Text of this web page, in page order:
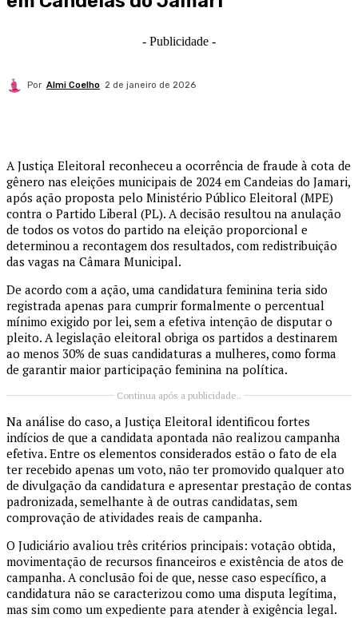
- Publicidade -
Por Almi Coelho 2 de janeiro de 2026
A Justiça Eleitoral reconheceu a ocorrência de fraude à cota de
gênero nas eleições municipais de 2024 em Candeias do Jamari,
após ação proposta pelo Ministério Público Eleitoral (MPE)
contra o Partido Liberal (PL). A decisão resultou na anulação
de todos os votos do partido na eleição proporcional e
determinou a recontagem dos resultados, com redistribuição
das vagas na Câmara Municipal.
De acordo com a ação, uma candidatura feminina teria sido
registrada apenas para cumprir formalmente o percentual
mínimo exigido por lei, sem a efetiva intenção de disputar o
pleito. A legislação eleitoral obriga os partidos a destinarem
ao menos 30% de suas candidaturas a mulheres, como forma
de garantir maior participação feminina na política.
Continua após a publicidade..
Na análise do caso, a Justiça Eleitoral identificou fortes
indícios de que a candidata apontada não realizou campanha
efetiva. Entre os elementos considerados estão o fato de ela
ter recebido apenas um voto, não ter promovido qualquer ato
de divulgação da candidatura e apresentar prestação de contas
padronizada, semelhante à de outras candidatas, sem
comprovação de atividades reais de campanha.
O Judiciário avaliou três critérios principais: votação obtida,
movimentação de recursos financeiros e existência de atos de
campanha. A conclusão foi de que, nesse caso específico, a
candidatura não se caracterizou como uma disputa legítima,
mas sim como um expediente para atender à exigência legal.